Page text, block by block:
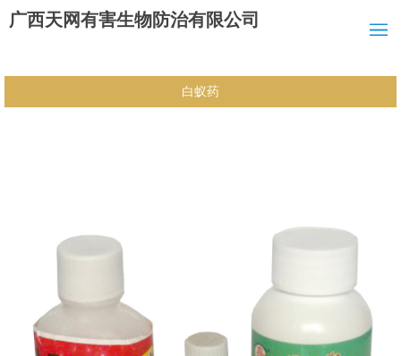
广西天网有害生物防治有限公司
白蚁药